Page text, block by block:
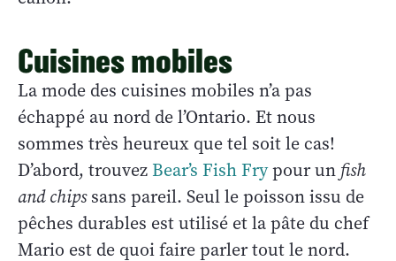
Cuisines mobiles
La mode des cuisines mobiles n’a pas
échappé au nord de l’Ontario. Et nous
sommes très heureux que tel soit le cas!
D’abord, trouvez Bear’s Fish Frypour un fish
and chipssans pareil. Seul le poisson issu de
pêches durables est utilisé et la pâte du chef
Mario est de quoi faire parler tout le nord.